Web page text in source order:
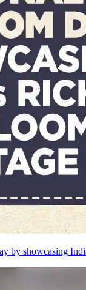
by showcasing